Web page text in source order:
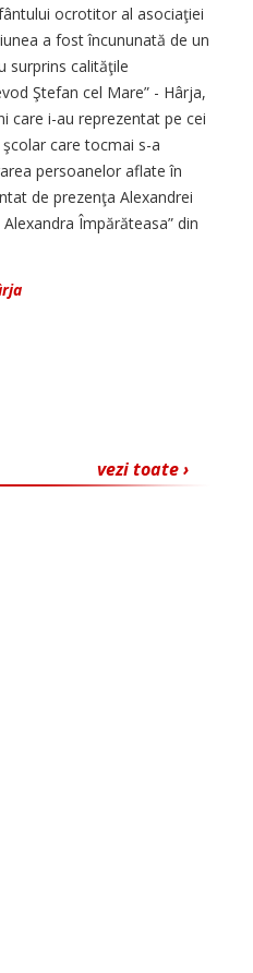
ocrotitor al asociaţiei
a fost încununată de un
surprins calităţile
Ştefan cel Mare” - Hârja,
care i-au reprezentat pe cei
care tocmai s-a
persoanelor aflate în
de prezenţa Alexandrei
Împărăteasa” din
vezi toate ›